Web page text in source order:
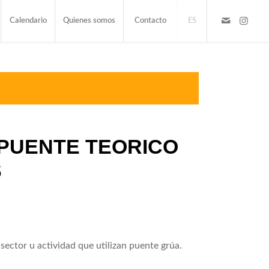
Calendario Quienes somos Contacto ES
TEORICO
u actividad que utilizan puente grúa.